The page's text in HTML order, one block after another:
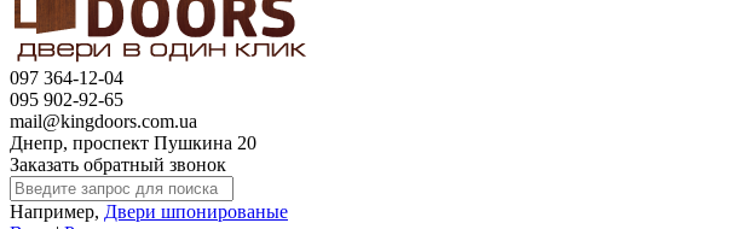
097 364-12-04
095 902-92-65
mail@kingdoors.com.ua
Днепр, проспект Пушкина 20
Заказать обратный звонок
Например, Двери шпонированые